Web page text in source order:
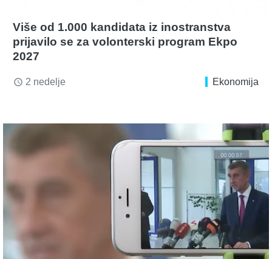
Više od 1.000 kandidata iz inostranstva
prijavilo se za volonterski program Ekpo
2027
access_time 2 nedelje Ekonomija